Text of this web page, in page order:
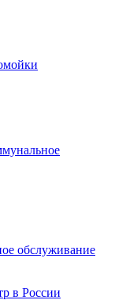
обслуживание
в России